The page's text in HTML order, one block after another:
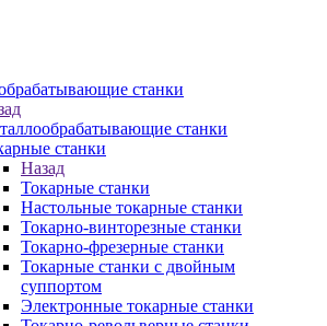
станки
станки
станки
Назад
Токарные станки
Настольные токарные станки
Токарно-винторезные станки
Токарно-фрезерные станки
Токарные станки с двойным
суппортом
Электронные токарные станки